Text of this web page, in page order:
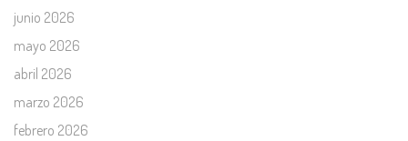
junio 2026
mayo 2026
abril 2026
marzo 2026
febrero 2026